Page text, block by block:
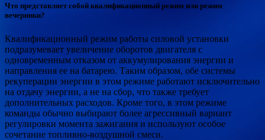
Что представляет собой квалификационный режим или режим
вечеринки?
Квалификационный режим работы силовой установки
подразумевает увеличение оборотов двигателя с
одновременным отказом от аккумулирования энергии и
направления ее на батарею. Таким образом, обе системы
рекуперации энергии в этом режиме работают исключительно
на отдачу энергии, а не на сбор, что также требует
дополнительных расходов. Кроме того, в этом режиме
команды обычно выбирают более агрессивный вариант
регулировки момента зажигания и используют особое
сочетание топливно-воздушной смеси.